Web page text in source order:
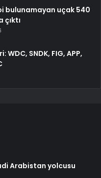
bulunamayan uçak 540
çıktı
SNDK, FIG, APP,
Arabistan yolcusu